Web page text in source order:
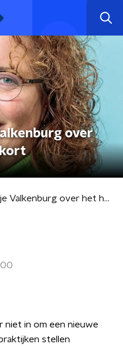
over
Huisarts Toosje Valkenburg over het huisartsen tekort
niet in om een nieuwe
stellen